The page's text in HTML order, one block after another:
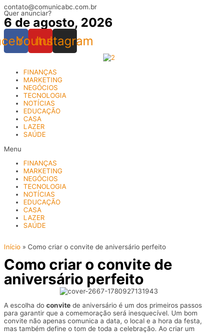
Ir
para
o
conteúdo
contato@comunicabc.com.br
Quer anunciar?
6 de agosto, 2026
Youtube
Instagram
FINANÇAS
MARKETING
NEGÓCIOS
TECNOLOGIA
NOTÍCIAS
EDUCAÇÃO
CASA
LAZER
SAÚDE
Menu
FINANÇAS
MARKETING
NEGÓCIOS
TECNOLOGIA
NOTÍCIAS
EDUCAÇÃO
CASA
LAZER
SAÚDE
Início » Como criar o convite de aniversário perfeito
Como criar o convite de
aniversário perfeito
A escolha do convite de aniversário é um dos primeiros passos
para garantir que a comemoração será inesquecível. Um bom
convite não apenas comunica a data, o local e a hora da festa,
mas também define o tom de toda a celebração. Ao criar um